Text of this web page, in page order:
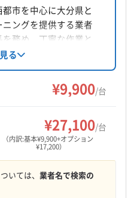
6
市 西都市
児湯郡西米良村
西臼杵郡五ヶ瀬町
東臼杵郡門川町
(大分県) 臼杵市
(大分県) 大分市
市
(大分県) 別府市
市を中心に大分県と
ングを提供する業者
務め、丁寧な作業と
が魅力。基本料金
引やオプションも充
す。
る
¥9,900/台
¥27,100/台
（内訳:基本¥9,900+オプション
¥17,200）
いては、 業者名で検索の